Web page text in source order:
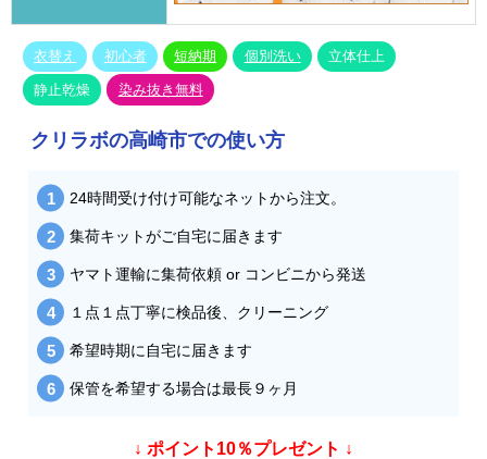
衣替え 初心者 短納期 個別洗い 立体仕上
静止乾燥 染み抜き無料
クリラボの高崎市での使い方
24時間受け付け可能なネットから注文。
集荷キットがご自宅に届きます
ヤマト運輸に集荷依頼 or コンビニから発送
１点１点丁寧に検品後、クリーニング
希望時期に自宅に届きます
保管を希望する場合は最長９ヶ月
↓ ポイント10％プレゼント ↓